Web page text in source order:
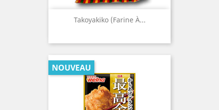
Takoyakiko (Farine À...
NOUVEAU